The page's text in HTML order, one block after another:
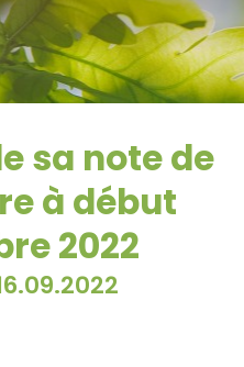
sa note de
à début
2022